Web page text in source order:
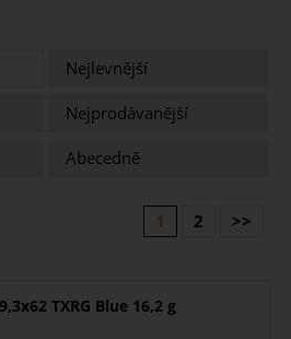
Nejlevnější
Nejprodávanější
Abecedně
1 2 >>
TXRG Blue 16,2 g